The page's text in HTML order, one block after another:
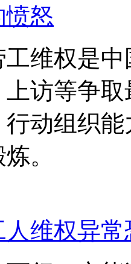
愤怒
维权是
访等争
动组织
。
维权异